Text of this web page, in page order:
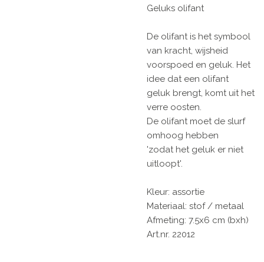
Geluks olifant
De olifant is het symbool
van kracht, wijsheid
voorspoed en geluk. Het
idee dat een olifant
geluk brengt, komt uit het
verre oosten.
De olifant moet de slurf
omhoog hebben
'zodat het geluk er niet
uitloopt'.
Kleur: assortie
Materiaal: stof / metaal
Afmeting: 7.5x6 cm (bxh)
Art.nr. 22012